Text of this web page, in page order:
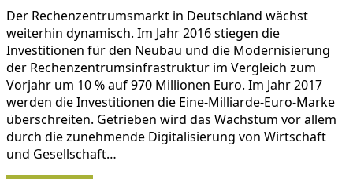
Der Rechenzentrumsmarkt in Deutschland wächst
weiterhin dynamisch. Im Jahr 2016 stiegen die
Investitionen für den Neubau und die Modernisierung
der Rechenzentrumsinfrastruktur im Vergleich zum
Vorjahr um 10 % auf 970 Millionen Euro. Im Jahr 2017
werden die Investitionen die Eine-Milliarde-Euro-Marke
überschreiten. Getrieben wird das Wachstum vor allem
durch die zunehmende Digitalisierung von Wirtschaft
und Gesellschaft…